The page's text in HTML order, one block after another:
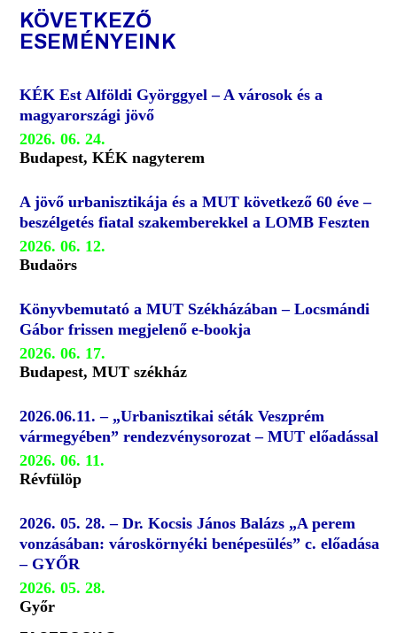
KÖVETKEZŐ
ESEMÉNYEINK
KÉK Est Alföldi Györggyel – A városok és a
magyarországi jövő
2026. 06. 24.
Budapest, KÉK nagyterem
A jövő urbanisztikája és a MUT következő 60 éve –
beszélgetés fiatal szakemberekkel a LOMB Feszten
2026. 06. 12.
Budaörs
Könyvbemutató a MUT Székházában – Locsmándi
Gábor frissen megjelenő e-bookja
2026. 06. 17.
Budapest, MUT székház
2026.06.11. – „Urbanisztikai séták Veszprém
vármegyében” rendezvénysorozat – MUT előadással
2026. 06. 11.
Révfülöp
2026. 05. 28. – Dr. Kocsis János Balázs „A perem
vonzásában: városkörnyéki benépesülés” c. előadása
– GYŐR
2026. 05. 28.
Győr